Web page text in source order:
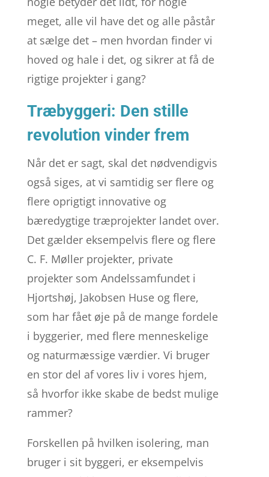
meget, alle vil have det og alle påstår
at sælge det – men hvordan finder vi
hoved og hale i det, og sikrer at få de
rigtige projekter i gang?
Træbyggeri: Den stille
revolution vinder frem
Når det er sagt, skal det nødvendigvis
også siges, at vi samtidig ser flere og
flere oprigtigt innovative og
bæredygtige træprojekter landet over.
Det gælder eksempelvis flere og flere
C. F. Møller projekter, private
projekter som Andelssamfundet i
Hjortshøj, Jakobsen Huse og flere,
som har fået øje på de mange fordele
i byggerier, med flere menneskelige
og naturmæssige værdier. Vi bruger
en stor del af vores liv i vores hjem,
så hvorfor ikke skabe de bedst mulige
rammer?
Forskellen på hvilken isolering, man
bruger i sit byggeri, er eksempelvis